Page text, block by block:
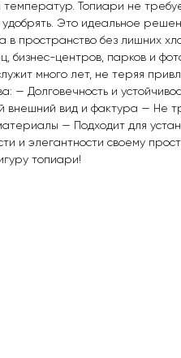
Топиари не
удобрять. Это идеальное
в пространство без лишних
бизнес-центров, парков и
много лет, не теряя
— Долговечность и
внешний вид и фактура — Не
— Подходит для
и элегантности своему
топиари!